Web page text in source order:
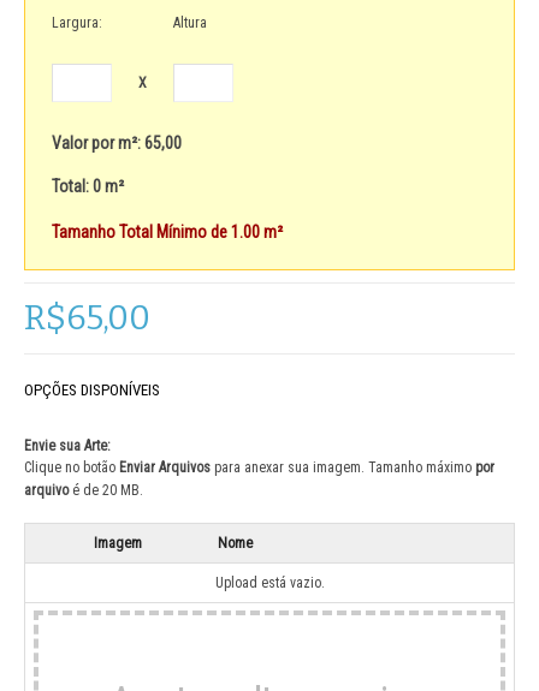
Largura: Altura
X
Valor por m²: 65,00
Total: 0 m²
Tamanho Total Mínimo de 1.00 m²
R$65,00
OPÇÕES DISPONÍVEIS
Envie sua Arte:
Clique no botão Enviar Arquivos para anexar sua imagem. Tamanho máximo por
arquivo é de 20 MB.
Imagem Nome
Upload está vazio.